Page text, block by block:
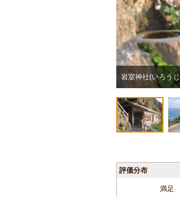
岩室神社(いろう
評価分布
満足